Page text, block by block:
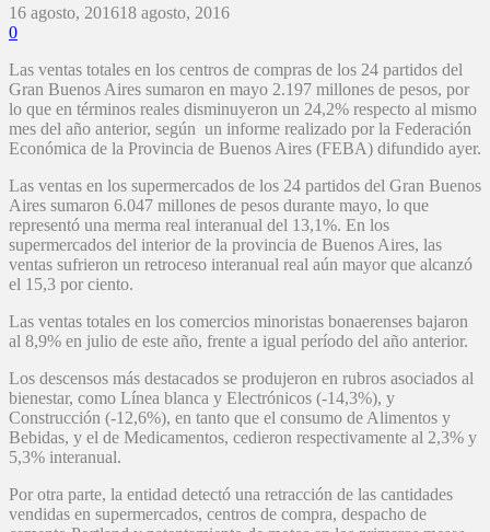
16 agosto, 201618 agosto, 2016
0
Las ventas totales en los centros de compras de los 24 partidos del
Gran Buenos Aires sumaron en mayo 2.197 millones de pesos, por
lo que en términos reales disminuyeron un 24,2% respecto al mismo
mes del año anterior, según un informe realizado por la Federación
Económica de la Provincia de Buenos Aires (FEBA) difundido ayer.
Las ventas en los supermercados de los 24 partidos del Gran Buenos
Aires sumaron 6.047 millones de pesos durante mayo, lo que
representó una merma real interanual del 13,1%. En los
supermercados del interior de la provincia de Buenos Aires, las
ventas sufrieron un retroceso interanual real aún mayor que alcanzó
el 15,3 por ciento.
Las ventas totales en los comercios minoristas bonaerenses bajaron
al 8,9% en julio de este año, frente a igual período del año anterior.
Los descensos más destacados se produjeron en rubros asociados al
bienestar, como Línea blanca y Electrónicos (-14,3%), y
Construcción (-12,6%), en tanto que el consumo de Alimentos y
Bebidas, y el de Medicamentos, cedieron respectivamente al 2,3% y
5,3% interanual.
Por otra parte, la entidad detectó una retracción de las cantidades
vendidas en supermercados, centros de compra, despacho de